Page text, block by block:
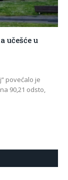
učešće u
povećalo je
90,21 odsto,